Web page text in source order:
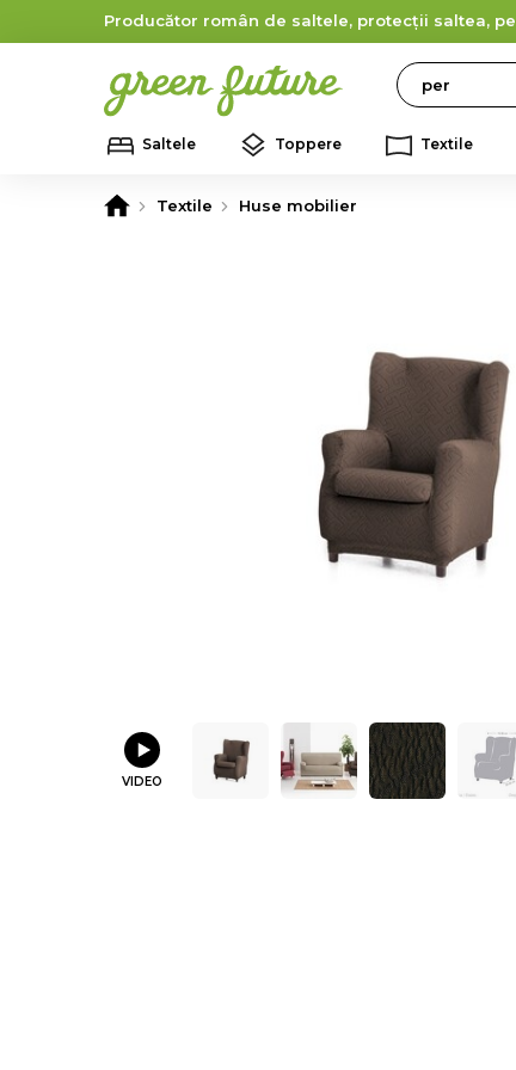
Producător român de saltele, protecții saltea,
Search
Saltele Toppere Textile
Textile Huse mobilier
VIDEO